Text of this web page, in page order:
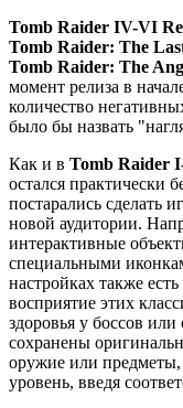
Tomb Raider IV-VI
Tomb Raider: The
Tomb Raider: The
момент релиза в
количество
было бы назвать
Как и в Tomb Raider
остался практически
постарались сделать
новой аудитории.
интерактивные
специальными
настройках также
восприятие этих
здоровья у боссов
сохранены
оружие или
уровень, введя